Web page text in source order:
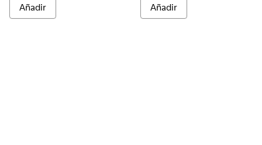
Añadir Añadir